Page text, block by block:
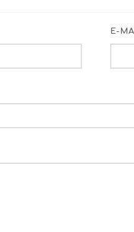
E-